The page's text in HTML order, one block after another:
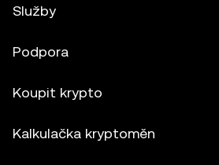
Služby
Podpora
Koupit krypto
Kalkulačka kryptoměn